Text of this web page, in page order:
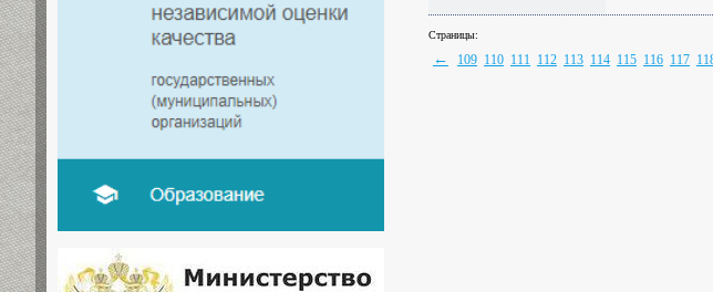
Страницы:
← 109 110 111 112 113 114 115 116 117